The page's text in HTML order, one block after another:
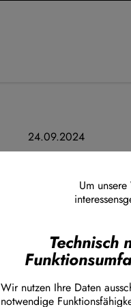
24.09.2024
die
Die FDP-
Um
Technisch
Wir nutzen Ihre Daten
notwendige